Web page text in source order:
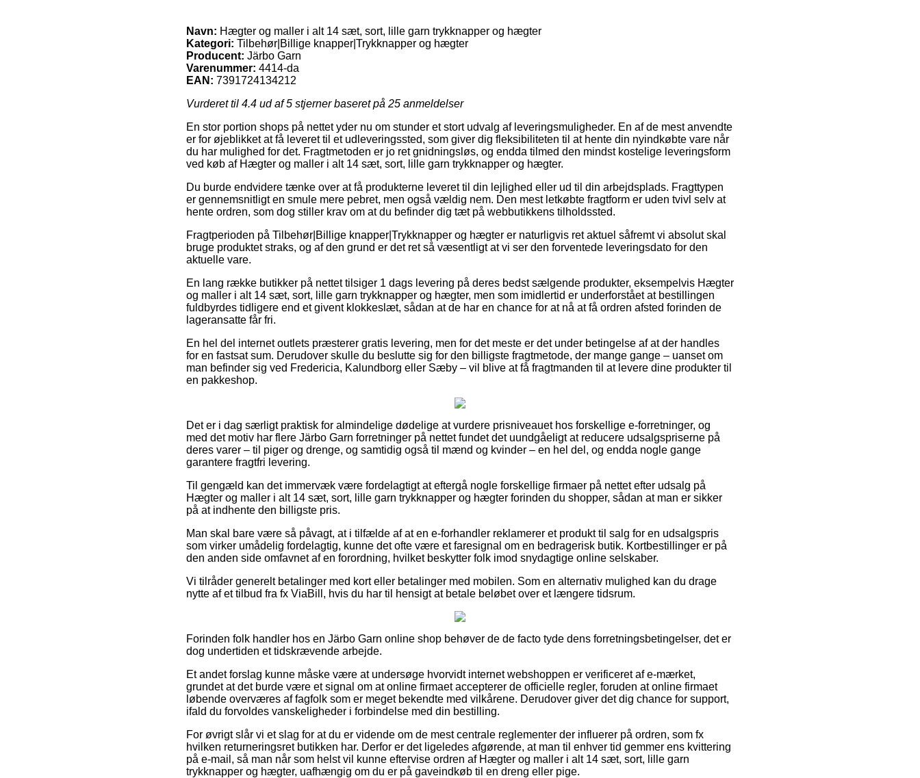
Navn: Hægter og maller i alt 14 sæt, sort, lille garn trykknapper og hægter
Kategori: Tilbehør|Billige knapper|Trykknapper og hægter
Producent: Järbo Garn
Varenummer: 4414-da
EAN: 7391724134212
Vurderet til 4.4 ud af 5 stjerner baseret på 25 anmeldelser
En stor portion shops på nettet yder nu om stunder et stort udvalg af leveringsmuligheder. En af de mest anvendte
er for øjeblikket at få leveret til et udleveringssted, som giver dig fleksibiliteten til at hente din nyindkøbte vare når
du har mulighed for det. Fragtmetoden er jo ret gnidningsløs, og endda tilmed den mindst kostelige leveringsform
ved køb af Hægter og maller i alt 14 sæt, sort, lille garn trykknapper og hægter.
Du burde endvidere tænke over at få produkterne leveret til din lejlighed eller ud til din arbejdsplads. Fragttypen
er gennemsnitligt en smule mere pebret, men også vældig nem. Den mest letkøbte fragtform er uden tvivl selv at
hente ordren, som dog stiller krav om at du befinder dig tæt på webbutikkens tilholdssted.
Fragtperioden på Tilbehør|Billige knapper|Trykknapper og hægter er naturligvis ret aktuel såfremt vi absolut skal
bruge produktet straks, og af den grund er det ret så væsentligt at vi ser den forventede leveringsdato for den
aktuelle vare.
En lang række butikker på nettet tilsiger 1 dags levering på deres bedst sælgende produkter, eksempelvis Hægter
og maller i alt 14 sæt, sort, lille garn trykknapper og hægter, men som imidlertid er underforstået at bestillingen
fuldbyrdes tidligere end et givent klokkeslæt, sådan at de har en chance for at nå at få ordren afsted forinden de
lageransatte får fri.
En hel del internet outlets præsterer gratis levering, men for det meste er det under betingelse af at der handles
for en fastsat sum. Derudover skulle du beslutte sig for den billigste fragtmetode, der mange gange – uanset om
man befinder sig ved Fredericia, Kalundborg eller Sæby – vil blive at få fragtmanden til at levere dine produkter til
en pakkeshop.
Det er i dag særligt praktisk for almindelige dødelige at vurdere prisniveauet hos forskellige e-forretninger, og
med det motiv har flere Järbo Garn forretninger på nettet fundet det uundgåeligt at reducere udsalgspriserne på
deres varer – til piger og drenge, og samtidig også til mænd og kvinder – en hel del, og endda nogle gange
garantere fragtfri levering.
Til gengæld kan det immervæk være fordelagtigt at eftergå nogle forskellige firmaer på nettet efter udsalg på
Hægter og maller i alt 14 sæt, sort, lille garn trykknapper og hægter forinden du shopper, sådan at man er sikker
på at indhente den billigste pris.
Man skal bare være så påvagt, at i tilfælde af at en e-forhandler reklamerer et produkt til salg for en udsalgspris
som virker umådelig fordelagtig, kunne det ofte være et faresignal om en bedragerisk butik. Kortbestillinger er på
den anden side omfavnet af en forordning, hvilket beskytter folk imod snydagtige online selskaber.
Vi tilråder generelt betalinger med kort eller betalinger med mobilen. Som en alternativ mulighed kan du drage
nytte af et tilbud fra fx ViaBill, hvis du har til hensigt at betale beløbet over et længere tidsrum.
Forinden folk handler hos en Järbo Garn online shop behøver de de facto tyde dens forretningsbetingelser, det er
dog undertiden et tidskrævende arbejde.
Et andet forslag kunne måske være at undersøge hvorvidt internet webshoppen er verificeret af e-mærket,
grundet at det burde være et signal om at online firmaet accepterer de officielle regler, foruden at online firmaet
løbende overværes af fagfolk som er meget bekendte med vilkårene. Derudover giver det dig chance for support,
ifald du forvoldes vanskeligheder i forbindelse med din bestilling.
For øvrigt slår vi et slag for at du er vidende om de mest centrale reglementer der influerer på ordren, som fx
hvilken returneringsret butikken har. Derfor er det ligeledes afgørende, at man til enhver tid gemmer ens kvittering
på e-mail, så man når som helst vil kunne eftervise ordren af Hægter og maller i alt 14 sæt, sort, lille garn
trykknapper og hægter, uafhængig om du er på gaveindkøb til en dreng eller pige.